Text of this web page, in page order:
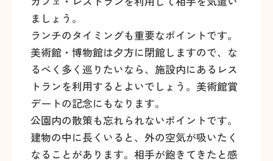
ましょう。
ランチのタイミングも重要なポイントです。
美術館・博物館は夕方に閉館しますので、な
るべく多く巡りたいなら、施設内にあるレス
トランを利用するとよいでしょう。美術館賞
デートの記念にもなります。
公園内の散策も忘れられないポイントです。
建物の中に長くいると、外の空気が吸いたく
なることがあります。相手が飽きてきたと感